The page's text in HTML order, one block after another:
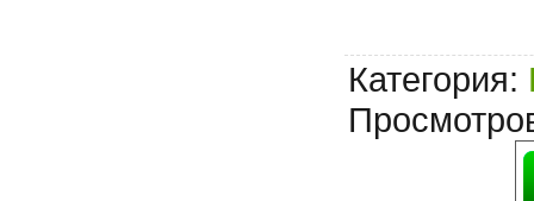
Категория: